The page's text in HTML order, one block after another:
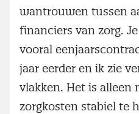
wantrouwen tussen
financiers van zorg.
vooral
jaar eerder en ik zie
vlakken. Het is alleen
zorgkosten stabiel te